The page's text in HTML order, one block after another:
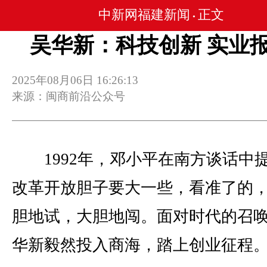
中新网福建新闻 • 正文
吴华新：科技创新 实业
2025年08月06日 16:26:13
来源：闽商前沿公众号
1992年，邓小平在南方谈话中
改革开放胆子要大一些，看准了的
胆地试，大胆地闯。面对时代的召
华新毅然投入商海，踏上创业征程